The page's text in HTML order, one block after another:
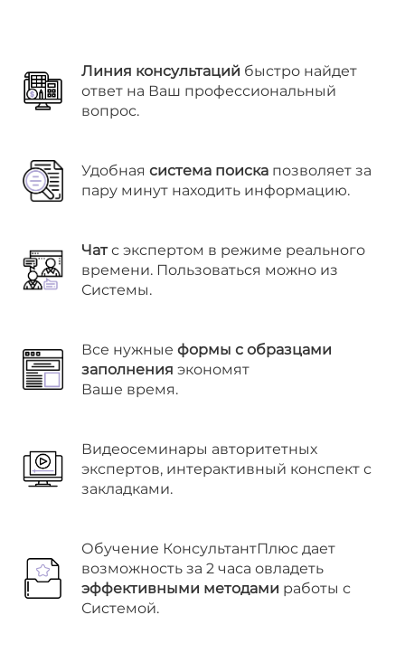
Линия консультаций быстро найдет
ответ на Ваш профессиональный
вопрос.
Удобная система поиска позволяет за
пару минут находить информацию.
Чатс экспертом в режиме реального
времени. Пользоваться можно из
Системы.
Все нужные формы с образцами
заполнения экономят
Ваше время.
Видеосеминары авторитетных
экспертов, интерактивный конспект с
закладками.
Обучение КонсультантПлюс дает
возможность за 2 часа овладеть
эффективными методами работы с
Системой.